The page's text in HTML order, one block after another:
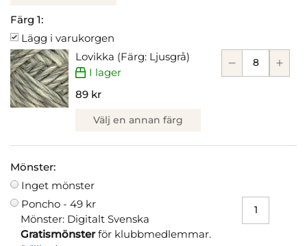
Färg 1:
Lägg i varukorgen
Lovikka (Färg: Ljusgrå)
I lager
89 kr
Välj en annan färg
Mönster:
Inget mönster
Poncho - 49 kr
Mönster: Digitalt Svenska
Gratismönsterför klubbmedlemmar.